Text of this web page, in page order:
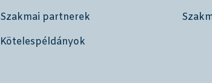
Szakmai partnerek
Kötelespéldányok